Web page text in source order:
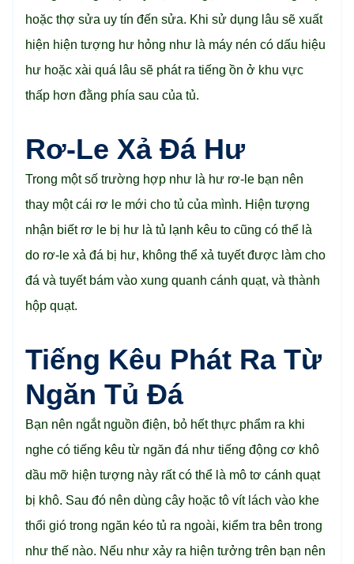
hoặc thợ sửa uy tín đến sửa. Khi sử dụng lâu sẽ xuất
hiện hiện tượng hư hỏng như là máy nén có dấu hiệu
hư hoặc xài quá lâu sẽ phát ra tiếng ồn ở khu vực
thấp hơn đằng phía sau của tủ.
Rơ-Le Xả Đá Hư
Trong một số trường hợp như là hư rơ-le bạn nên
thay một cái rơ le mới cho tủ của mình. Hiện tượng
nhận biết rơ le bị hư là tủ lạnh kêu to cũng có thể là
do rơ-le xả đá bị hư, không thể xả tuyết được làm cho
đá và tuyết bám vào xung quanh cánh quạt, và thành
hộp quạt.
Tiếng Kêu Phát Ra Từ
Ngăn Tủ Đá
Bạn nên ngắt nguồn điện, bỏ hết thực phẩm ra khi
nghe có tiếng kêu từ ngăn đá như tiếng động cơ khô
dầu mỡ hiện tượng này rất có thể là mô tơ cánh quạt
bị khô. Sau đó nên dùng cây hoặc tô vít lách vào khe
thổi gió trong ngăn kéo tủ ra ngoài, kiểm tra bên trong
như thế nào. Nếu như xảy ra hiện tưởng trên bạn nên